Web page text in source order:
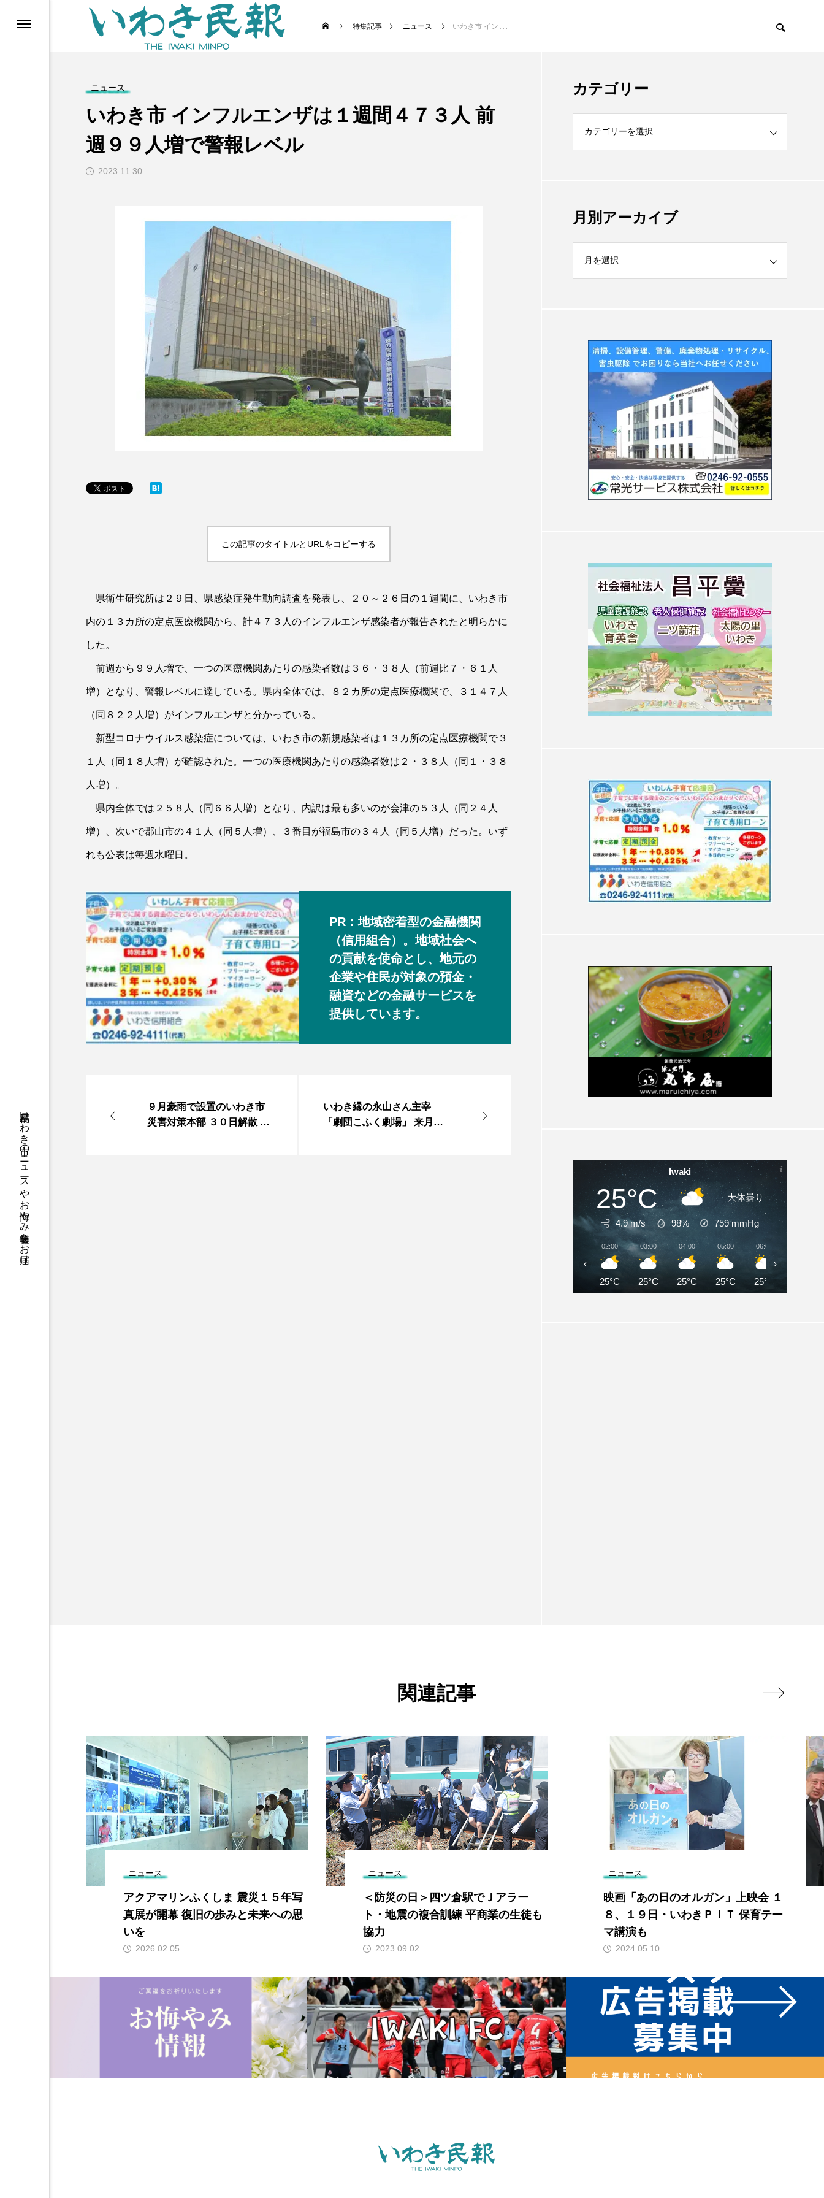
福島県いわき市のニュースやお悔やみ情報等をお届け
特集記事 ニュース いわき市 インフルエンザは１週間４７３人 前週９９人増で警報レベル
ニュース
いわき市 インフルエンザは１週間４７３人 前
週９９人増で警報レベル
2023.11.30
この記事のタイトルとURLをコピーする
県衛生研究所は２９日、県感染症発生動向調査を発表し、２０～２６日の１週間に、いわき市
内の１３カ所の定点医療機関から、計４７３人のインフルエンザ感染者が報告されたと明らかに
した。
前週から９９人増で、一つの医療機関あたりの感染者数は３６・３８人（前週比７・６１人
増）となり、警報レベルに達している。県内全体では、８２カ所の定点医療機関で、３１４７人
（同８２２人増）がインフルエンザと分かっている。
新型コロナウイルス感染症については、いわき市の新規感染者は１３カ所の定点医療機関で３
１人（同１８人増）が確認された。一つの医療機関あたりの感染者数は２・３８人（同１・３８
人増）。
県内全体では２５８人（同６６人増）となり、内訳は最も多いのが会津の５３人（同２４人
増）、次いで郡山市の４１人（同５人増）、３番目が福島市の３４人（同５人増）だった。いず
れも公表は毎週水曜日。
PR：地域密着型の金融機関
（信用組合）。地域社会へ
の貢献を使命とし、地元の
企業や住民が対象の預金・
融資などの金融サービスを
提供しています。
９月豪雨で設置のいわき市
災害対策本部 ３０日解散 復
いわき縁の永山さん主宰
「劇団こふく劇場」 来月
カテゴリー
月別アーカイブ
Iwaki
25°C 大体曇り
4.9 m/s 98% 759mmHg
02:00
25°C
03:00
25°C
04:00
25°C
05:00
25°C
06:00
25°C
‹ ›
関連記事
ニュース
アクアマリンふくしま 震災１５年写
真展が開幕 復旧の歩みと未来への思
いを
2026.02.05
ニュース
＜防災の日＞四ツ倉駅でＪアラー
ト・地震の複合訓練 平商業の生徒も
協力
2023.09.02
ニュース
映画「あの日のオルガン」上映会 １
８、１９日・いわきＰＩＴ 保育テー
マ講演も
2024.05.10
